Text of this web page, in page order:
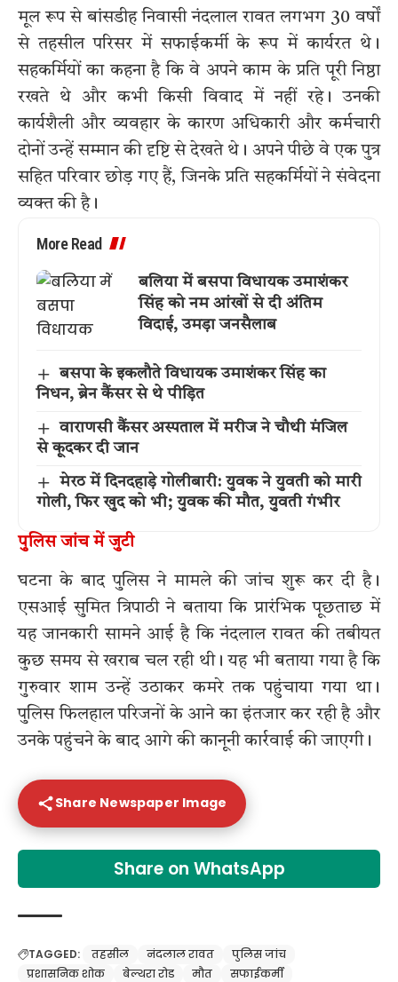
मूल रूप से बांसडीह निवासी नंदलाल रावत लगभग 30 वर्षों
से तहसील परिसर में सफाईकर्मी के रूप में कार्यरत थे।
सहकर्मियों का कहना है कि वे अपने काम के प्रति पूरी निष्ठा
रखते थे और कभी किसी विवाद में नहीं रहे। उनकी
कार्यशैली और व्यवहार के कारण अधिकारी और कर्मचारी
दोनों उन्हें सम्मान की दृष्टि से देखते थे। अपने पीछे वे एक पुत्र
सहित परिवार छोड़ गए हैं, जिनके प्रति सहकर्मियों ने संवेदना
व्यक्त की है।
More Read
बलिया में बसपा विधायक उमाशंकर
सिंह को नम आंखों से दी अंतिम
विदाई, उमड़ा जनसैलाब
बसपा के इकलौते विधायक उमाशंकर सिंह का
निधन, ब्रेन कैंसर से थे पीड़ित
वाराणसी कैंसर अस्पताल में मरीज ने चौथी मंजिल
से कूदकर दी जान
मेरठ में दिनदहाड़े गोलीबारी: युवक ने युवती को मारी
गोली, फिर खुद को भी; युवक की मौत, युवती गंभीर
पुलिस जांच में जुटी
घटना के बाद पुलिस ने मामले की जांच शुरू कर दी है।
एसआई सुमित त्रिपाठी ने बताया कि प्रारंभिक पूछताछ में
यह जानकारी सामने आई है कि नंदलाल रावत की तबीयत
कुछ समय से खराब चल रही थी। यह भी बताया गया है कि
गुरुवार शाम उन्हें उठाकर कमरे तक पहुंचाया गया था।
पुलिस फिलहाल परिजनों के आने का इंतजार कर रही है और
उनके पहुंचने के बाद आगे की कानूनी कार्रवाई की जाएगी।
Share Newspaper Image
Share on WhatsApp
TAGGED: तहसील नंदलाल रावत
पुलिस जांच
प्रशासनिक शोक
बेल्थरा रोड मौत सफाईकर्मी